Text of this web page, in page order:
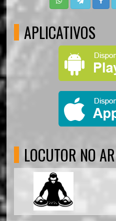
APLICATIVOS
LOCUTOR NO AR